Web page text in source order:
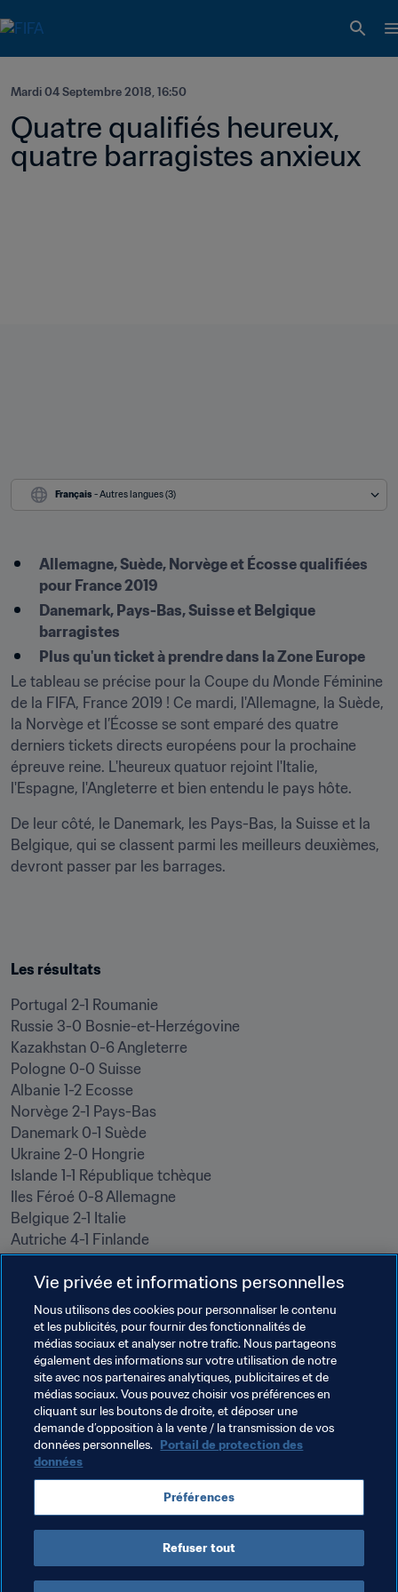
Mardi 04 Septembre 2018, 16:50
Quatre qualifiés heureux,
quatre barragistes anxieux
Français - Autres langues (3)
Allemagne, Suède, Norvège et Écosse qualifiées
pour France 2019
Danemark, Pays-Bas, Suisse et Belgique
barragistes
Plus qu'un ticket à prendre dans la Zone Europe ​
Le tableau se précise pour la Coupe du Monde Féminine
de la FIFA, France 2019 ! Ce mardi, l'Allemagne, la Suède,
la Norvège et l’Écosse se sont emparé des quatre
derniers tickets directs européens pour la prochaine
épreuve reine. L'heureux quatuor rejoint l'Italie,
l'Espagne, l'Angleterre et bien entendu le pays hôte.
De leur côté, le Danemark, les Pays-Bas, la Suisse et la
Belgique, qui se classent parmi les meilleurs deuxièmes,
devront passer par les barrages.
Les résultats
Portugal 2-1 Roumanie
Russie 3-0 Bosnie-et-Herzégovine
Kazakhstan 0-6 Angleterre
Pologne 0-0 Suisse
Albanie 1-2 Ecosse
Norvège 2-1 Pays-Bas
Danemark 0-1 Suède
Ukraine 2-0 Hongrie
Islande 1-1 République tchèque
Iles Féroé 0-8 Allemagne
Belgique 2-1 Italie
Autriche 4-1 Finlande
Reste à jouer (20h30)
﻿Irlande du Nord - Slovaquie
Espagne - Serbie
Thèmes en lien
Germany Norway Scotland Sweden
Belgium Denmark Netherlands
Switzerland
Vie privée et informations personnelles
Nous utilisons des cookies pour personnaliser le contenu
et les publicités, pour fournir des fonctionnalités de
médias sociaux et analyser notre trafic. Nous partageons
également des informations sur votre utilisation de notre
site avec nos partenaires analytiques, publicitaires et de
médias sociaux. Vous pouvez choisir vos préférences en
cliquant sur les boutons de droite, et déposer une
demande d’opposition à la vente / la transmission de vos
données personnelles. Portail de protection des
données
Préférences
Refuser tout